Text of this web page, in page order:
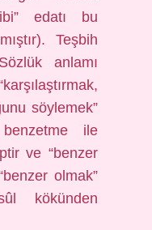
edatı bu
Teşbih
anlamı
söylemek”
ile
ve “benzer
olmak”
kökünden